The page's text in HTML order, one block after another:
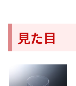
見た目